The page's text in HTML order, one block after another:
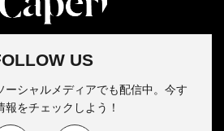
US
ーシャルメディアでも配信中。今す
をチェックしよう！